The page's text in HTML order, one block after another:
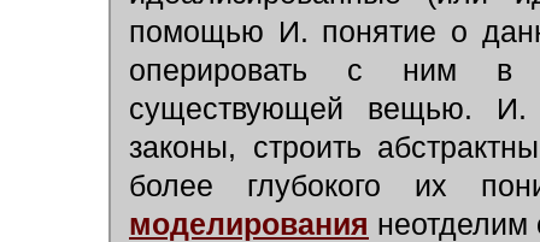
помощью И. понятие о
оперировать с ним в
существующей вещью. И.
законы, строить
более глубокого их
моделирования неотделим